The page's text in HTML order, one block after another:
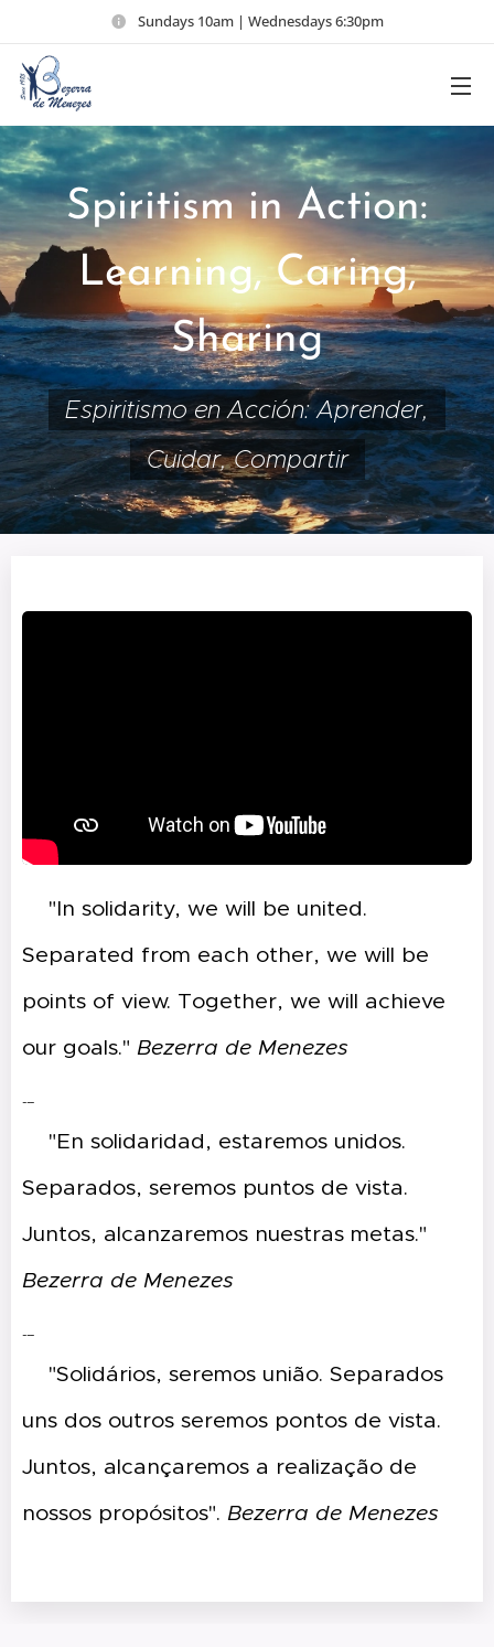
Sundays 10am | Wednesdays 6:30pm
Spiritism in Action:
Learning, Caring,
Sharing
Espiritismo en Acción: Aprender,
Cuidar, Compartir
🇺🇸"In solidarity, we will be united.
Separated from each other, we will be
points of view. Together, we will achieve
our goals." Bezerra de Menezes
---
🇪🇸"En solidaridad, estaremos unidos.
Separados, seremos puntos de vista.
Juntos, alcanzaremos nuestras metas."
Bezerra de Menezes
---
🇧🇷"Solidários, seremos união. Separados
uns dos outros seremos pontos de vista.
Juntos, alcançaremos a realização de
nossos propósitos". Bezerra de Menezes